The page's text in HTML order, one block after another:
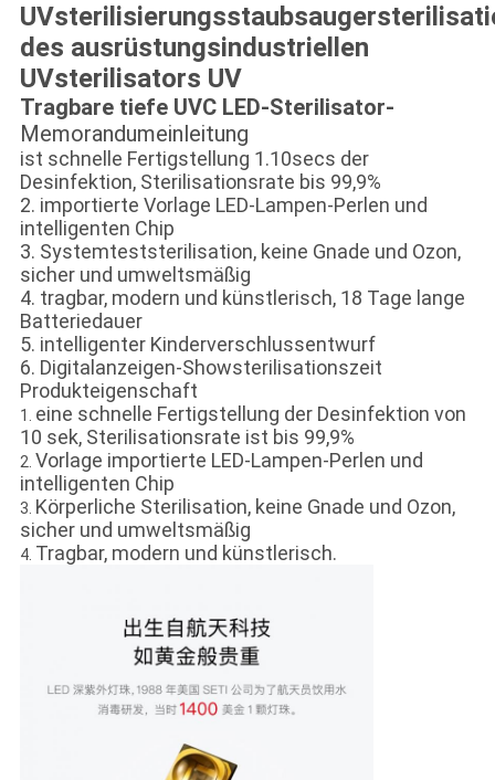
des ausrüstungsindustriellen
UVsterilisators UV
Tragbare tiefe UVC LED-Sterilisator-
Memorandumeinleitung
ist schnelle Fertigstellung 1.10secs der
Desinfektion, Sterilisationsrate bis 99,9%
2. importierte Vorlage LED-Lampen-Perlen und
intelligenten Chip
3. Systemteststerilisation, keine Gnade und Ozon,
sicher und umweltsmäßig
4. tragbar, modern und künstlerisch, 18 Tage lange
Batteriedauer
5. intelligenter Kinderverschlussentwurf
6. Digitalanzeigen-Showsterilisationszeit
Produkteigenschaft
1. eine schnelle Fertigstellung der Desinfektion von
10 sek, Sterilisationsrate ist bis 99,9%
2. Vorlage importierte LED-Lampen-Perlen und
intelligenten Chip
3. Körperliche Sterilisation, keine Gnade und Ozon,
sicher und umweltsmäßig
4. Tragbar, modern und künstlerisch.